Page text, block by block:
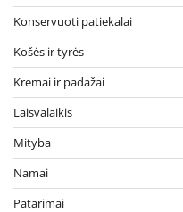
Konservuoti patiekalai
Košės ir tyrės
Kremai ir padažai
Laisvalaikis
Mityba
Namai
Patarimai